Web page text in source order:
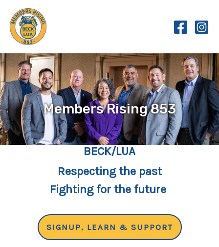
content
Members Rising 853
BECK/LUA
Respecting the past
Fighting for the future
SIGNUP, LEARN & SUPPORT